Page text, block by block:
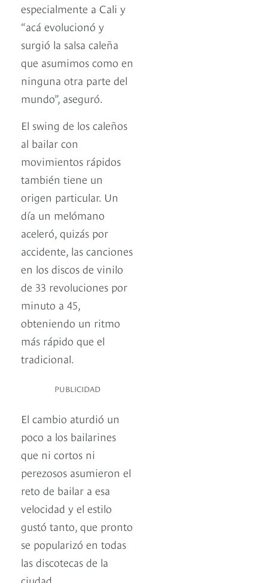
especialmente a Cali y
“acá evolucionó y
surgió la salsa caleña
que asumimos como en
ninguna otra parte del
mundo”, aseguró.
El swing de los caleños
al bailar con
movimientos rápidos
también tiene un
origen particular. Un
día un melómano
aceleró, quizás por
accidente, las canciones
en los discos de vinilo
de 33 revoluciones por
minuto a 45,
obteniendo un ritmo
más rápido que el
tradicional.
PUBLICIDAD
El cambio aturdió un
poco a los bailarines
que ni cortos ni
perezosos asumieron el
reto de bailar a esa
velocidad y el estilo
gustó tanto, que pronto
se popularizó en todas
las discotecas de la
ciudad.